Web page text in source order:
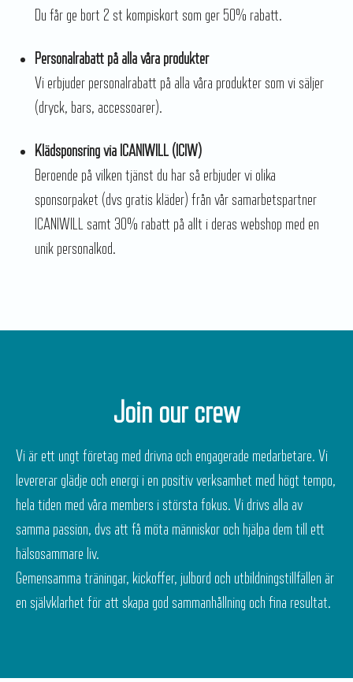
Du får ge bort 2 st kompiskort som ger 50% rabatt.
Personalrabatt på alla våra produkter
Vi erbjuder personalrabatt på alla våra produkter som vi säljer
(dryck, bars, accessoarer).
Klädsponsring via ICANIWILL (ICIW)
Beroende på vilken tjänst du har så erbjuder vi olika
sponsorpaket (dvs gratis kläder) från vår samarbetspartner
ICANIWILL samt 30% rabatt på allt i deras webshop med en
unik personalkod.
Join our crew
Vi är ett ungt företag med drivna och engagerade medarbetare. Vi
levererar glädje och energi i en positiv verksamhet med högt tempo,
hela tiden med våra members i största fokus. Vi drivs alla av
samma passion, dvs att få möta människor och hjälpa dem till ett
hälsosammare liv.
Gemensamma träningar, kickoffer, julbord och utbildningstillfällen är
en självklarhet för att skapa god sammanhållning och fina resultat.